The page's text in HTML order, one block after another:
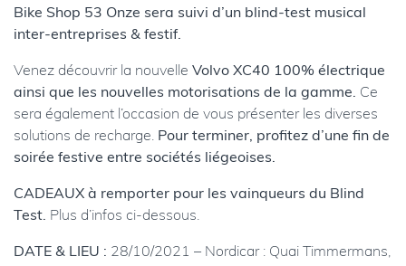
Bike Shop 53 Onze sera suivi d’un blind-test musical
inter-entreprises & festif.
Venez découvrir la nouvelle Volvo XC40 100% électrique
ainsi que les nouvelles motorisations de la gamme. Ce
sera également l’occasion de vous présenter les diverses
solutions de recharge. Pour terminer, profitez d’une fin de
soirée festive entre sociétés liégeoises.
CADEAUX à remporter pour les vainqueurs du Blind
Test. Plus d’infos ci-dessous.
DATE & LIEU : 28/10/2021 – Nordicar : Quai Timmermans,